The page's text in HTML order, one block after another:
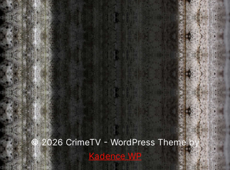
© 2026 CrimeTV - WordPress Theme by
Kadence WP